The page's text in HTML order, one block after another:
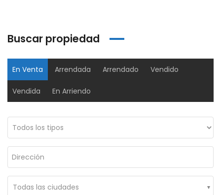
Buscar propiedad
En Venta Arrendada Arrendado Vendido
Vendida En Arriendo
Todas las ciudades
#56-62, Suba, Bogotá, Colombia
$2,500,000
Cl.